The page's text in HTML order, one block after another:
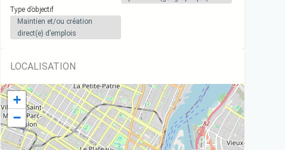
Type d’objectif
Maintien et/ou création
direct(e) d’emplois
LOCALISATION
+
−